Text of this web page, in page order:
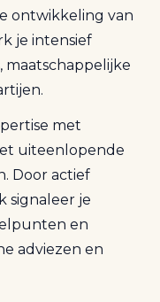
ontwikkeling van
je intensief
maatschappelijke
met
uiteenlopende
Door actief
signaleer je
en
adviezen en